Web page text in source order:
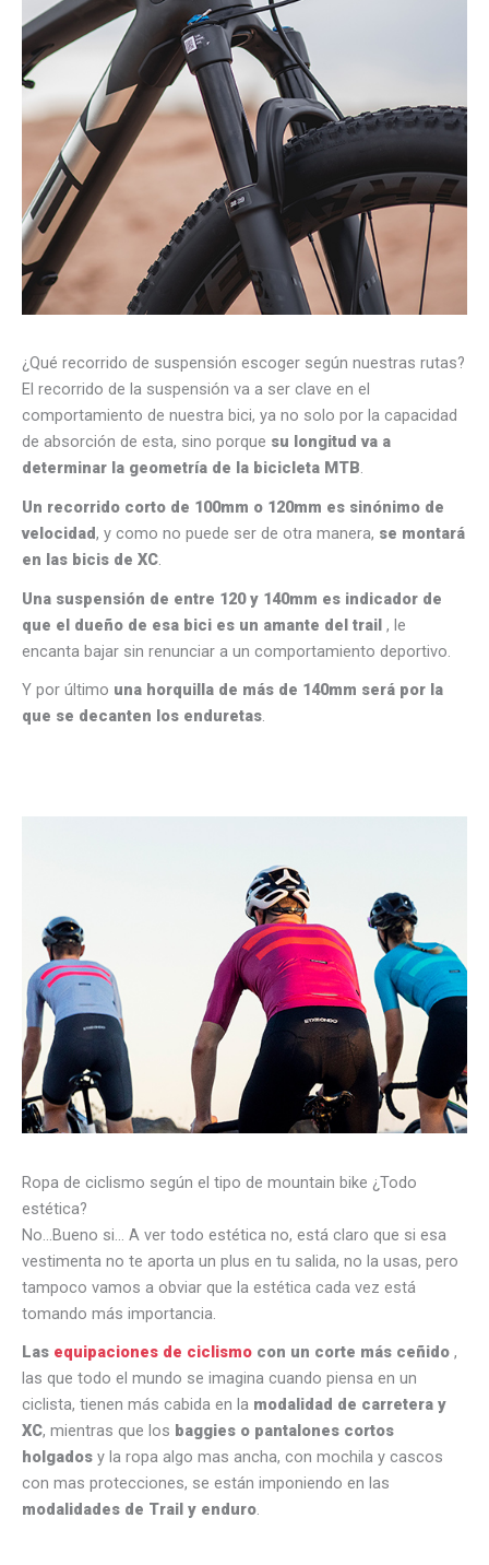
¿Qué recorrido de suspensión escoger según nuestras rutas?
El recorrido de la suspensión va a ser clave en el
comportamiento de nuestra bici, ya no solo por la capacidad
de absorción de esta, sino porque su longitud va a
determinar la geometría de la bicicleta MTB.
Un recorrido corto de 100mm o 120mm es sinónimo de
velocidad, y como no puede ser de otra manera, se montará
en las bicis de XC.
Una suspensión de entre 120 y 140mm es indicador de
que el dueño de esa bici es un amante del trail , le
encanta bajar sin renunciar a un comportamiento deportivo.
Y por último una horquilla de más de 140mm será por la
que se decanten los enduretas.
Ropa de ciclismo según el tipo de mountain bike ¿Todo
estética?
No…Bueno si… A ver todo estética no, está claro que si esa
vestimenta no te aporta un plus en tu salida, no la usas, pero
tampoco vamos a obviar que la estética cada vez está
tomando más importancia.
Las equipaciones de ciclismo con un corte más ceñido ,
las que todo el mundo se imagina cuando piensa en un
ciclista, tienen más cabida en la modalidad de carretera y
XC, mientras que los baggies o pantalones cortos
holgados y la ropa algo mas ancha, con mochila y cascos
con mas protecciones, se están imponiendo en las
modalidades de Trail y enduro.